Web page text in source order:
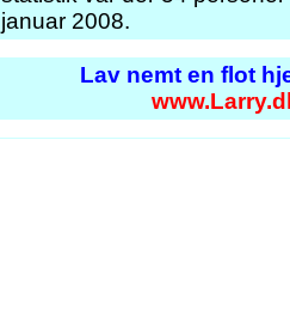
januar 2008.
Lav nemt en flot